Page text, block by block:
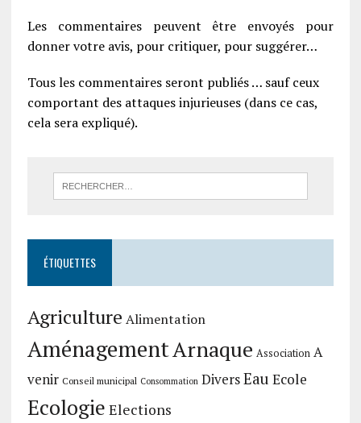
Les commentaires peuvent être envoyés pour
donner votre avis, pour critiquer, pour suggérer…
Tous les commentaires seront publiés … sauf ceux
comportant des attaques injurieuses (dans ce cas,
cela sera expliqué).
ÉTIQUETTES
Agriculture Alimentation
AménagementArnaque Association A
venir Conseil municipal Consommation DiversEau Ecole
Ecologie Elections